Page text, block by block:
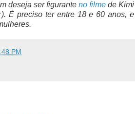
deseja ser figurante no filme de Kimi
É preciso ter entre 18 e 60 anos, e
PM